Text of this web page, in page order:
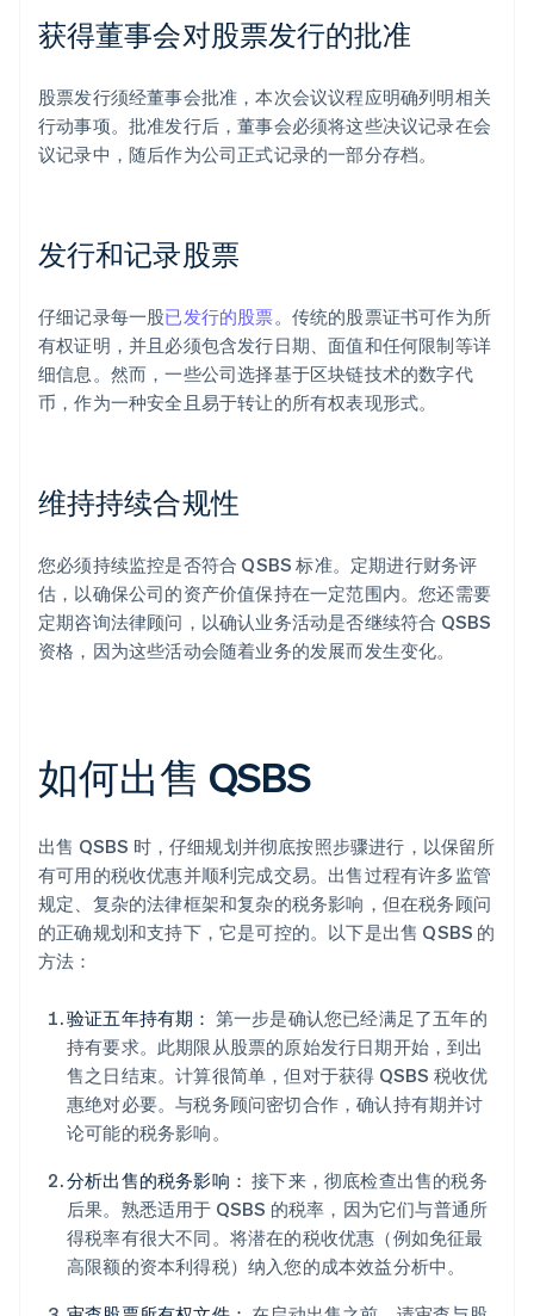
获得董事会对股票发行的批准
股票发行须经董事会批准，本次会议议程应明确列明相关
行动事项。批准发行后，董事会必须将这些决议记录在会
议记录中，随后作为公司正式记录的一部分存档。
发行和记录股票
仔细记录每一股已发行的股票。传统的股票证书可作为所
有权证明，并且必须包含发行日期、面值和任何限制等详
细信息。然而，一些公司选择基于区块链技术的数字代
币，作为一种安全且易于转让的所有权表现形式。
维持持续合规性
您必须持续监控是否符合 QSBS 标准。定期进行财务评
估，以确保公司的资产价值保持在一定范围内。您还需要
定期咨询法律顾问，以确认业务活动是否继续符合 QSBS
资格，因为这些活动会随着业务的发展而发生变化。
如何出售 QSBS
出售 QSBS 时，仔细规划并彻底按照步骤进行，以保留所
有可用的税收优惠并顺利完成交易。出售过程有许多监管
规定、复杂的法律框架和复杂的税务影响，但在税务顾问
的正确规划和支持下，它是可控的。以下是出售 QSBS 的
方法：
验证五年持有期： 第一步是确认您已经满足了五年的
持有要求。此期限从股票的原始发行日期开始，到出
售之日结束。计算很简单，但对于获得 QSBS 税收优
惠绝对必要。与税务顾问密切合作，确认持有期并讨
论可能的税务影响。
分析出售的税务影响： 接下来，彻底检查出售的税务
后果。熟悉适用于 QSBS 的税率，因为它们与普通所
得税率有很大不同。将潜在的税收优惠（例如免征最
高限额的资本利得税）纳入您的成本效益分析中。